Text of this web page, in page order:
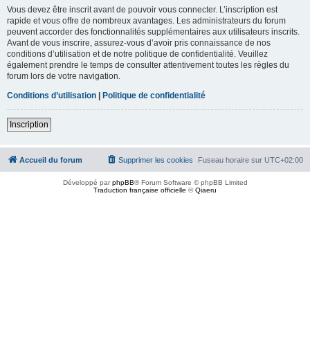
Vous devez être inscrit avant de pouvoir vous connecter. L’inscription est
rapide et vous offre de nombreux avantages. Les administrateurs du forum
peuvent accorder des fonctionnalités supplémentaires aux utilisateurs inscrits.
Avant de vous inscrire, assurez-vous d’avoir pris connaissance de nos
conditions d’utilisation et de notre politique de confidentialité. Veuillez
également prendre le temps de consulter attentivement toutes les règles du
forum lors de votre navigation.
Conditions d’utilisation | Politique de confidentialité
Inscription
Accueil du forum Fuseau horaire sur UTC+02:00
Supprimer les cookies
Développé parphpBB® Forum Software © phpBB Limited
Traduction française officielle ©Qiaeru